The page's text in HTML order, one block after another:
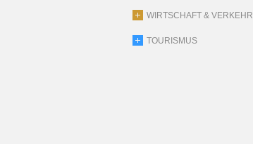
WIRTSCHAFT & VERKEHR
TOURISMUS